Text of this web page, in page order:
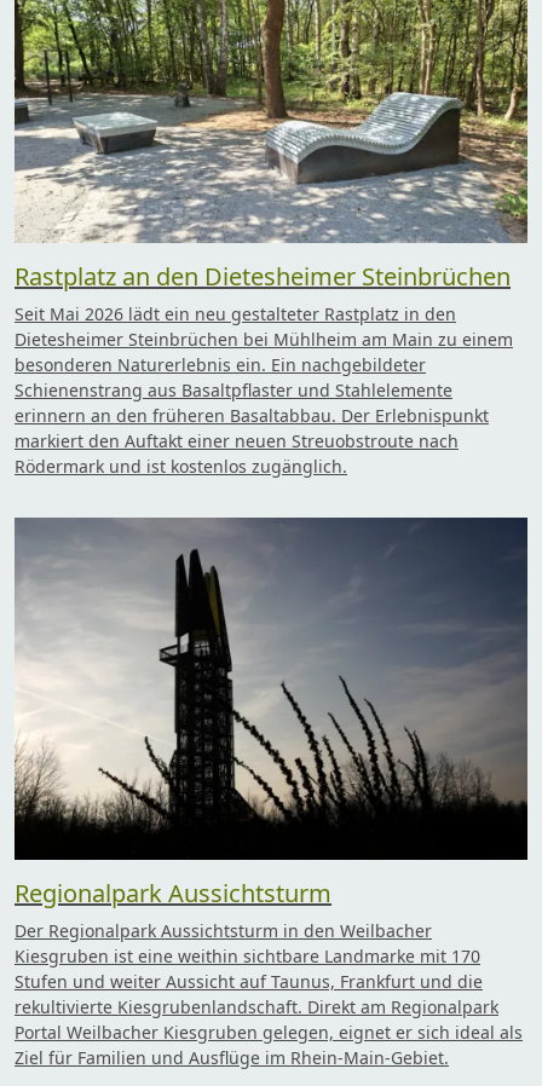
Rastplatz an den Dietesheimer Steinbrüchen
Seit Mai 2026 lädt ein neu gestalteter Rastplatz in den
Dietesheimer Steinbrüchen bei Mühlheim am Main zu einem
besonderen Naturerlebnis ein. Ein nachgebildeter
Schienenstrang aus Basaltpflaster und Stahlelemente
erinnern an den früheren Basaltabbau. Der Erlebnispunkt
markiert den Auftakt einer neuen Streuobstroute nach
Rödermark und ist kostenlos zugänglich.
Regionalpark Aussichtsturm
Der Regionalpark Aussichtsturm in den Weilbacher
Kiesgruben ist eine weithin sichtbare Landmarke mit 170
Stufen und weiter Aussicht auf Taunus, Frankfurt und die
rekultivierte Kiesgrubenlandschaft. Direkt am Regionalpark
Portal Weilbacher Kiesgruben gelegen, eignet er sich ideal als
Ziel für Familien und Ausflüge im Rhein-Main-Gebiet.